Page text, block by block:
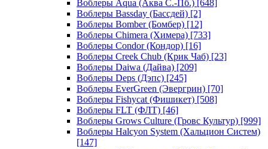
Воблеры Aqua (Аква С.-Пб.) [648]
Воблеры Bassday (Бассдей) [2]
Воблеры Bomber (Бомбер) [12]
Воблеры Chimera (Химера) [733]
Воблеры Condor (Кондор) [16]
Воблеры Creek Chub (Крик Чаб) [23]
Воблеры Daiwa (Дайва) [209]
Воблеры Deps (Дэпс) [245]
Воблеры EverGreen (Эвергрин) [70]
Воблеры Fishycat (Фишикет) [508]
Воблеры FLT (ФЛТ) [46]
Воблеры Grows Culture (Гровс Культур) [999]
Воблеры Halcyon System (Хальцион Систем)
[147]